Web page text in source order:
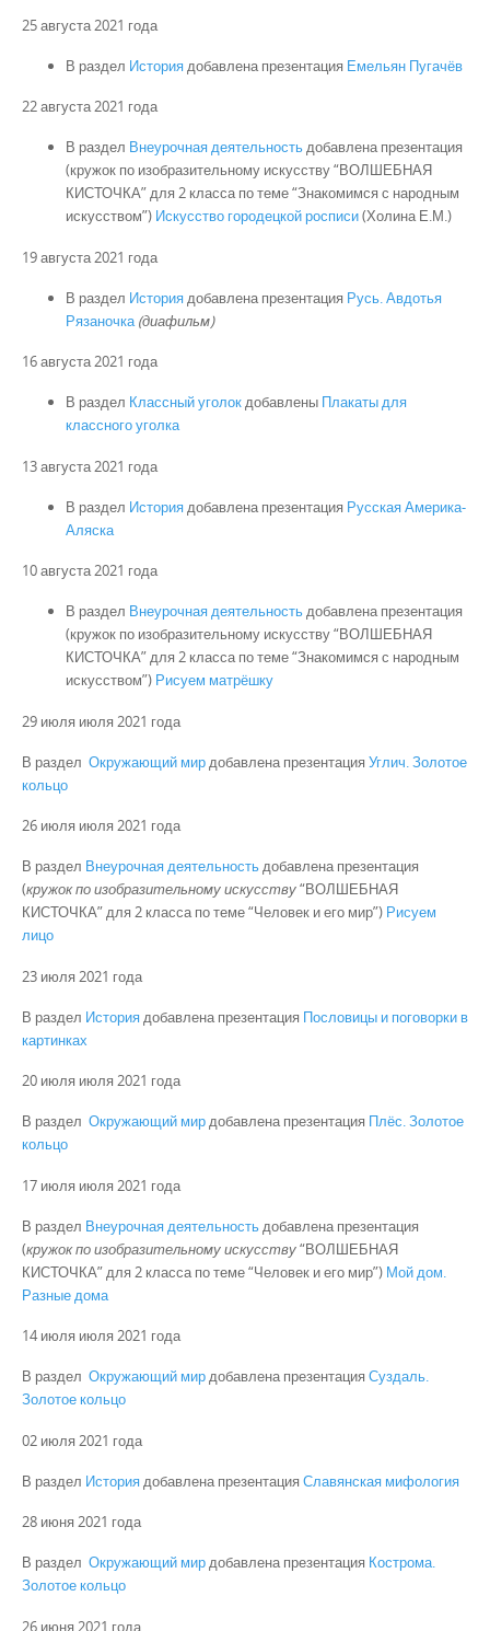
25 августа 2021 года
В раздел Историядобавлена презентация Емельян Пугачёв
22 августа 2021 года
В раздел Внеурочная деятельностьдобавлена презентация
(кружок по изобразительному искусству “ВОЛШЕБНАЯ
КИСТОЧКА” для 2 класса по теме “Знакомимся с народным
искусством”) Искусство городецкой росписи(Холина Е.М.)
19 августа 2021 года
В раздел Историядобавлена презентация Русь. Авдотья
Рязаночка (диафильм)
16 августа 2021 года
В раздел Классный уголокдобавлены Плакаты для
классного уголка
13 августа 2021 года
В раздел Историядобавлена презентация Русская Америка-
Аляска
10 августа 2021 года
В раздел Внеурочная деятельностьдобавлена презентация
(кружок по изобразительному искусству “ВОЛШЕБНАЯ
КИСТОЧКА” для 2 класса по теме “Знакомимся с народным
искусством”) Рисуем матрёшку
29 июля июля 2021 года
В раздел Окружающий мирдобавлена презентация Углич. Золотое
кольцо
26 июля июля 2021 года
В раздел Внеурочная деятельностьдобавлена презентация
(кружок по изобразительному искусству“ВОЛШЕБНАЯ
КИСТОЧКА” для 2 класса по теме “Человек и его мир”) Рисуем
лицо
23 июля 2021 года
В раздел Историядобавлена презентация Пословицы и поговорки в
картинках
20 июля июля 2021 года
В раздел Окружающий мирдобавлена презентация Плёс. Золотое
кольцо
17 июля июля 2021 года
В раздел Внеурочная деятельностьдобавлена презентация
(кружок по изобразительному искусству“ВОЛШЕБНАЯ
КИСТОЧКА” для 2 класса по теме “Человек и его мир”) Мой дом.
Разные дома
14 июля июля 2021 года
В раздел Окружающий мирдобавлена презентация Суздаль.
Золотое кольцо
02 июля 2021 года
В раздел Историядобавлена презентация Славянская мифология
28 июня 2021 года
В раздел Окружающий мирдобавлена презентация Кострома.
Золотое кольцо
26 июня 2021 года